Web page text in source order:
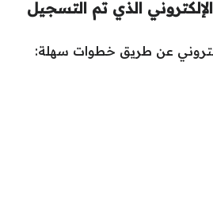
الذي تم التسجيل
عن طريق خطوات سهلة: